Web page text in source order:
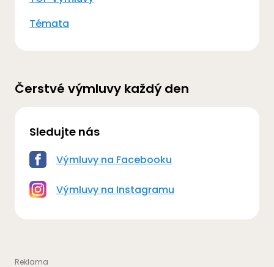
Témata
Čerstvé výmluvy každý den
Sledujte nás
Výmluvy na Facebooku
Výmluvy na Instagramu